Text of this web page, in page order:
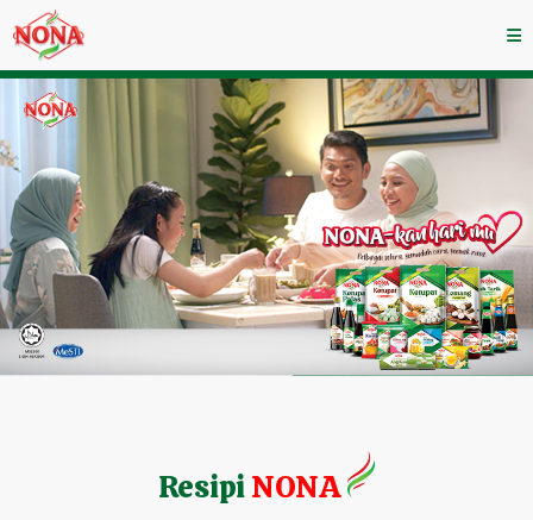
ResipiNONA